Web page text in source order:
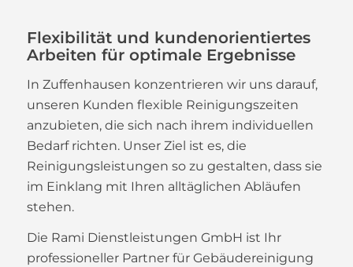
Flexibilität und kundenorientiertes
Arbeiten für optimale Ergebnisse
In Zuffenhausen konzentrieren wir uns darauf,
unseren Kunden flexible Reinigungszeiten
anzubieten, die sich nach ihrem individuellen
Bedarf richten. Unser Ziel ist es, die
Reinigungsleistungen so zu gestalten, dass sie
im Einklang mit Ihren alltäglichen Abläufen
stehen.
Die Rami Dienstleistungen GmbH ist Ihr
professioneller Partner für Gebäudereinigung